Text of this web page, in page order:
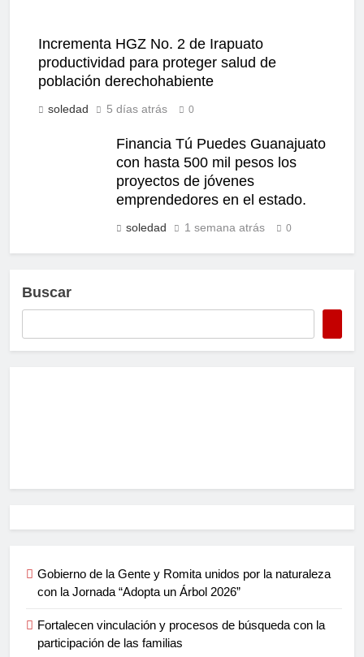
Incrementa HGZ No. 2 de Irapuato
productividad para proteger salud de
población derechohabiente
soledad 5 días atrás 0
Financia Tú Puedes Guanajuato
con hasta 500 mil pesos los
proyectos de jóvenes
emprendedores en el estado.
soledad 1 semana atrás 0
Buscar
Gobierno de la Gente y Romita unidos por la naturaleza
con la Jornada “Adopta un Árbol 2026”
Fortalecen vinculación y procesos de búsqueda con la
participación de las familias